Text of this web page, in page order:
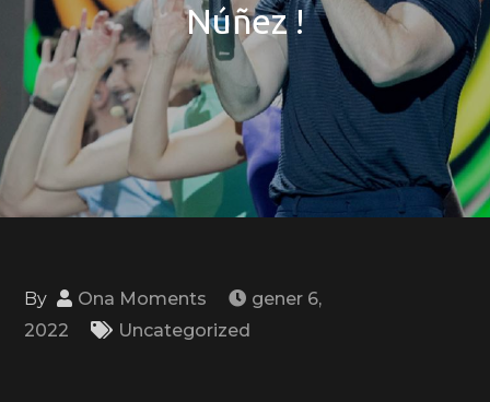
Núñez !
By Ona Moments
gener 6,
2022
Uncategorized